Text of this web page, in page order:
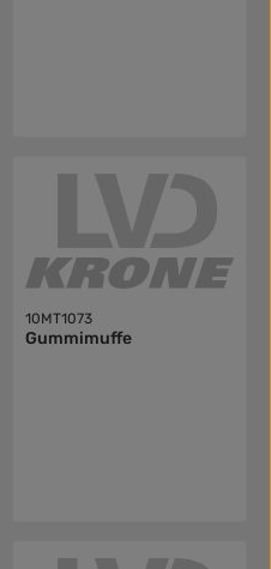
10MT1073
Gummimuffe